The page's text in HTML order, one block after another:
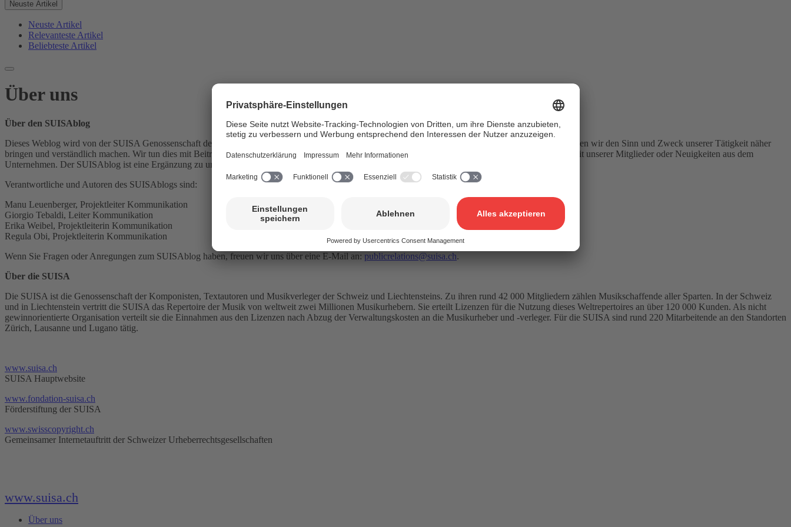
Neuste Artikel
Neuste Artikel
Relevanteste Artikel
Beliebteste Artikel
Über uns
Über den SUISAblog
Dieses Weblog wird von der SUISA Genossenschaft der Urheber und Verleger von Musik betrieben und zur Verfügung gestellt. Auf dem SUISAblog wollen wir den Sinn und Zweck unserer Tätigkeit näher
bringen und verständlich machen. Wir tun dies mit Beiträgen und Hintergrundinformationen über das Urheberrecht, Lizenzierungsfragen, die kreative Arbeit unserer Mitglieder oder Neuigkeiten aus dem
Unternehmen. Der SUISAblog ist eine Ergänzung zu unserem bestehenden Internetauftritt
Verantwortliche und Autoren des SUISAblogs sind:
Manu Leuenberger, Projektleiter Kommunikation
Giorgio Tebaldi, Leiter Kommunikation
Erika Weibel, Projektleiterin Kommunikation
Regula Obi, Projektleiterin Kommunikation
Wenn Sie Fragen oder Anregungen zum SUISAblog haben, freuen wir uns über eine E-Mail an: publicrelations@suisa.ch.
Über die SUISA
Die SUISA ist die Genossenschaft der Komponisten, Textautoren und Musikverleger der Schweiz und Liechtensteins. Zu ihren rund 42 000 Mitgliedern zählen Musikschaffende aller Sparten. In der Schweiz
und in Liechtenstein vertritt die SUISA das Repertoire der Musik von weltweit zwei Millionen Musikurhebern. Sie erteilt Lizenzen für die Nutzung dieses Weltrepertoires an über 120 000 Kunden. Als nicht
gewinnorientierte Organisation verteilt sie die Einnahmen aus den Lizenzen nach Abzug der Verwaltungskosten an die Musikurheber und -verleger. Für die SUISA sind rund 220 Mitarbeitende an den Standorten
Zürich, Lausanne und Lugano tätig.
www.suisa.ch
SUISA Hauptwebsite
www.fondation-suisa.ch
Förderstiftung der SUISA
www.swisscopyright.ch
Gemeinsamer Internetauftritt der Schweizer Urheberrechtsgesellschaften
www.suisa.ch
Über uns